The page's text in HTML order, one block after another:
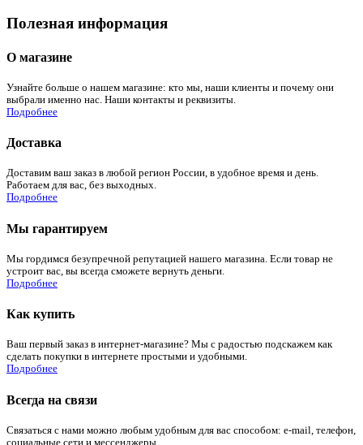
Полезная информация
О магазине
Узнайте больше о нашем магазине: кто мы, наши клиенты и почему они
выбрали именно нас. Наши контакты и реквизиты.
Подробнее
Доставка
Доставим ваш заказ в любой регион России, в удобное время и день.
Работаем для вас, без выходных.
Подробнее
Мы гарантируем
Мы гордимся безупречной репутацией нашего магазина. Если товар не
устроит вас, вы всегда сможете вернуть деньги.
Подробнее
Как купить
Ваш первый заказ в интернет-магазине? Мы с радостью подскажем как
сделать покупки в интернете простыми и удобными.
Подробнее
Всегда на связи
Связаться с нами можно любым удобным для вас способом: e-mail, телефон,
социальные сети и мессенджеры.